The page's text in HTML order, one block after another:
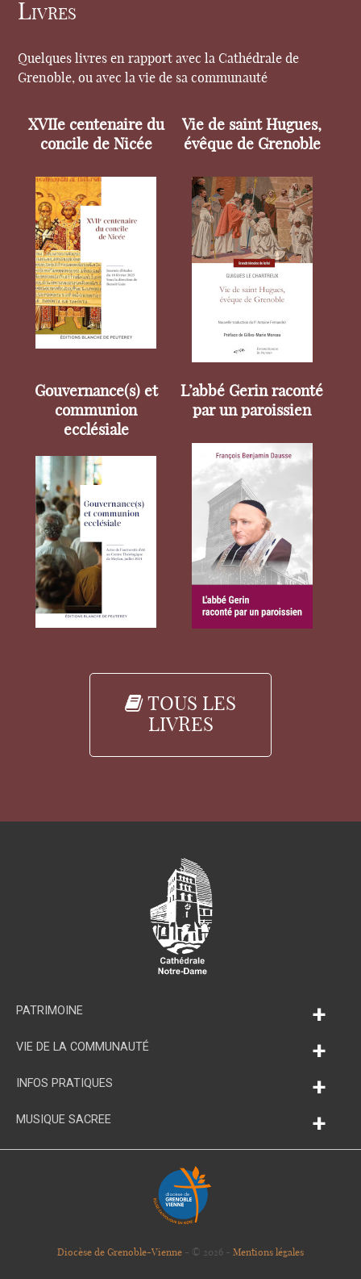
Livres
Quelques livres en rapport avec la Cathédrale de
Grenoble, ou avec la vie de sa communauté
XVIIe centenaire du
concile de Nicée
Vie de saint Hugues,
évêque de Grenoble
Gouvernance(s) et
communion
ecclésiale
L’abbé Gerin raconté
par un paroissien
TOUS LES
LIVRES
PATRIMOINE +
VIE DE LA COMMUNAUTÉ +
INFOS PRATIQUES +
MUSIQUE SACREE +
Diocèse de Grenoble-Vienne - © 2026 - Mentions légales